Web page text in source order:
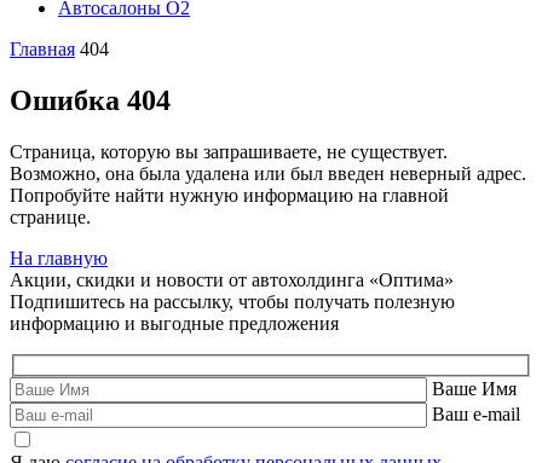
Автосалоны O2
Главная 404
Ошибка 404
Страница, которую вы запрашиваете, не существует.
Возможно, она была удалена или был введен неверный адрес.
Попробуйте найти нужную информацию на главной
странице.
На главную
Акции, скидки и новости от автохолдинга «Оптима»
Подпишитесь на рассылку, чтобы получать полезную
информацию и выгодные предложения
Ваше Имя
Ваш e-mail